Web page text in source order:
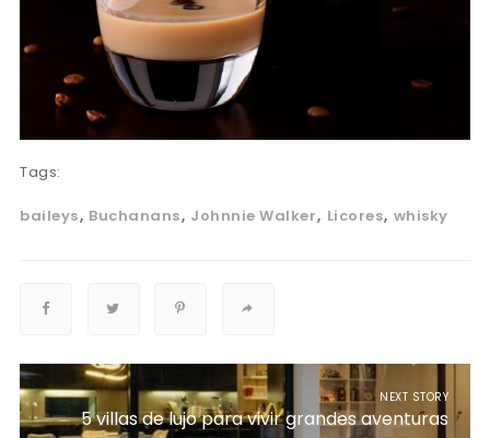
Tags:
baileys Buchanans Johnnie Walker Licores whisky
NEXT STORY
5 villas de lujo para vivir grandes aventuras